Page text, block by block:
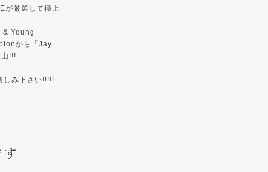
が厳選して極上
& Young
から「Jay
!!!
しみ下さい!!!!!